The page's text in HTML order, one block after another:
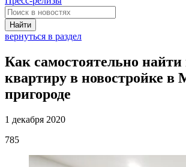
Найти
вернуться в раздел
Как самостоятельно найти
квартиру в новостройке в
пригороде
1 декабря 2020
785